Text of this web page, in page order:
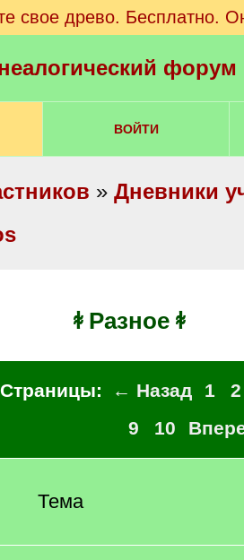
свое древо. Бесплатно.
ВОЙТИ
» Дневники
ꬸ Разное ꬸ
Страницы: ← Назад 1
2
9
10
Тема